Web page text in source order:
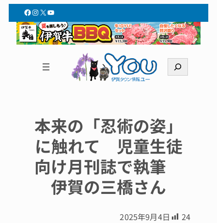
Facebook
Instagram
X YouTube
索
本来の「忍術の姿」
に触れて 児童生徒
向け月刊誌で執筆
伊賀の三橋さん
2025年9月4日 24